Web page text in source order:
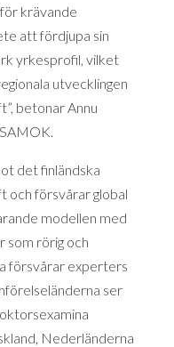
krävande
att fördjupa sin
yrkesprofil, vilket
utvecklingen
betonar Annu
det finländska
och försvårar global
modellen med
som rörig och
försvårar experters
ser
Nederländerna